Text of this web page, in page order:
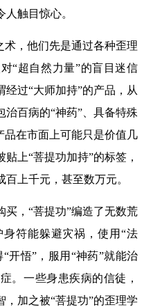
触目惊心。
术，他们先是通过各种歪理
“超自然力量”的盲目迷信
过“大师加持”的产品，从
百病的“神药”、具备特殊
品在市面上可能只是价值几
上“菩提功加持”的标签，
上千元，甚至数万元。
买，“菩提功”编造了无数荒
符能躲避灾祸，使用“法
开悟”，服用“神药”就能治
。一些身患疾病的信徒，
加之被“菩提功”的歪理学